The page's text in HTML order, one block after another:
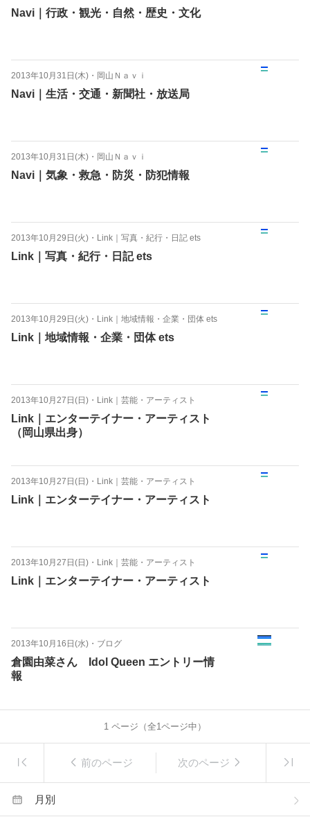
Navi｜行政・観光・自然・歴史・文化
2013年10月31日(木) ・ 岡山Ｎａｖｉ
Navi｜生活・交通・新聞社・放送局
2013年10月31日(木) ・ 岡山Ｎａｖｉ
Navi｜気象・救急・防災・防犯情報
2013年10月29日(火) ・ Link｜写真・紀行・日記 ets
Link｜写真・紀行・日記 ets
2013年10月29日(火) ・ Link｜地域情報・企業・団体 ets
Link｜地域情報・企業・団体 ets
2013年10月27日(日) ・ Link｜芸能・アーティスト
Link｜エンターテイナー・アーティスト
（岡山県出身）
2013年10月27日(日) ・ Link｜芸能・アーティスト
Link｜エンターテイナー・アーティスト
2013年10月27日(日) ・ Link｜芸能・アーティスト
Link｜エンターテイナー・アーティスト
2013年10月16日(水) ・ ブログ
倉園由菜さん Idol Queen エントリー情
報
1 ページ（全1ページ中）
前のページ 次のページ
月別